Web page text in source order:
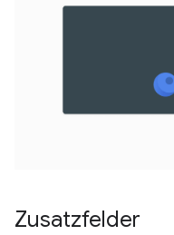
Zusatzfelder